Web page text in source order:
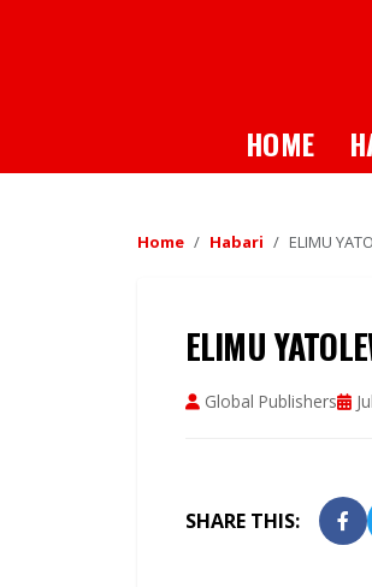
HOME
Home Habari ELIMU
ELIMU
Global Publishers
SHARE THIS: